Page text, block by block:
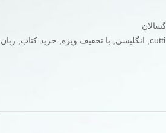
انگلیسی با تخفیف ویژه خرید کتاب زبان